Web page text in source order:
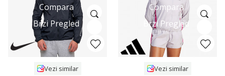
Compara
Brzi Pregled
Vezi similar
Compara
Brzi Pregled
Vezi similar